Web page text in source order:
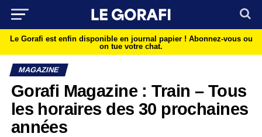
Le Gorafi est enfin disponible en journal papier ! Abonnez-vous ou
on tue votre chat.
MAGAZINE
Gorafi Magazine : Train – Tous
les horaires des 30 prochaines
années